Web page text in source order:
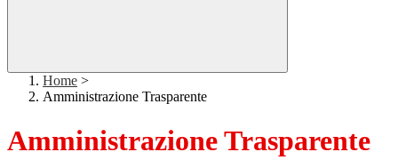
Home >
Amministrazione Trasparente
Amministrazione Trasparente